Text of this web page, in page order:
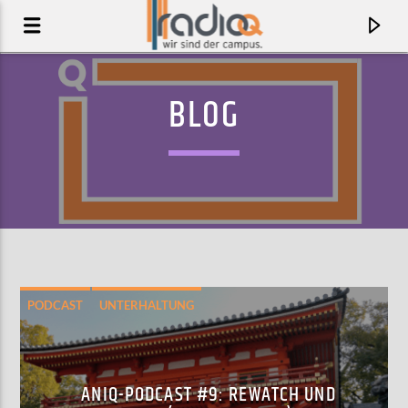
AKTUELLER TRACK
BRING YOUR DOLPHIN
THE CHAP
BLOG
PODCAST UNTERHALTUNG
ANIQ-PODCAST #9: REWATCH UND